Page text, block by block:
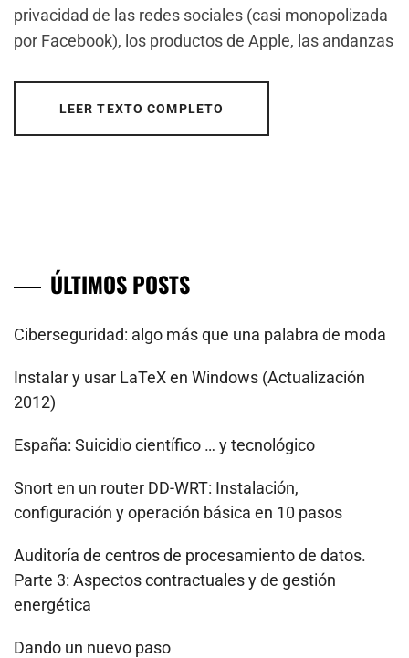
privacidad de las redes sociales (casi monopolizada
por Facebook), los productos de Apple, las andanzas
LEER TEXTO COMPLETO
ÚLTIMOS POSTS
Ciberseguridad: algo más que una palabra de moda
Instalar y usar LaTeX en Windows (Actualización
2012)
España: Suicidio científico … y tecnológico
Snort en un router DD-WRT: Instalación,
configuración y operación básica en 10 pasos
Auditoría de centros de procesamiento de datos.
Parte 3: Aspectos contractuales y de gestión
energética
Dando un nuevo paso